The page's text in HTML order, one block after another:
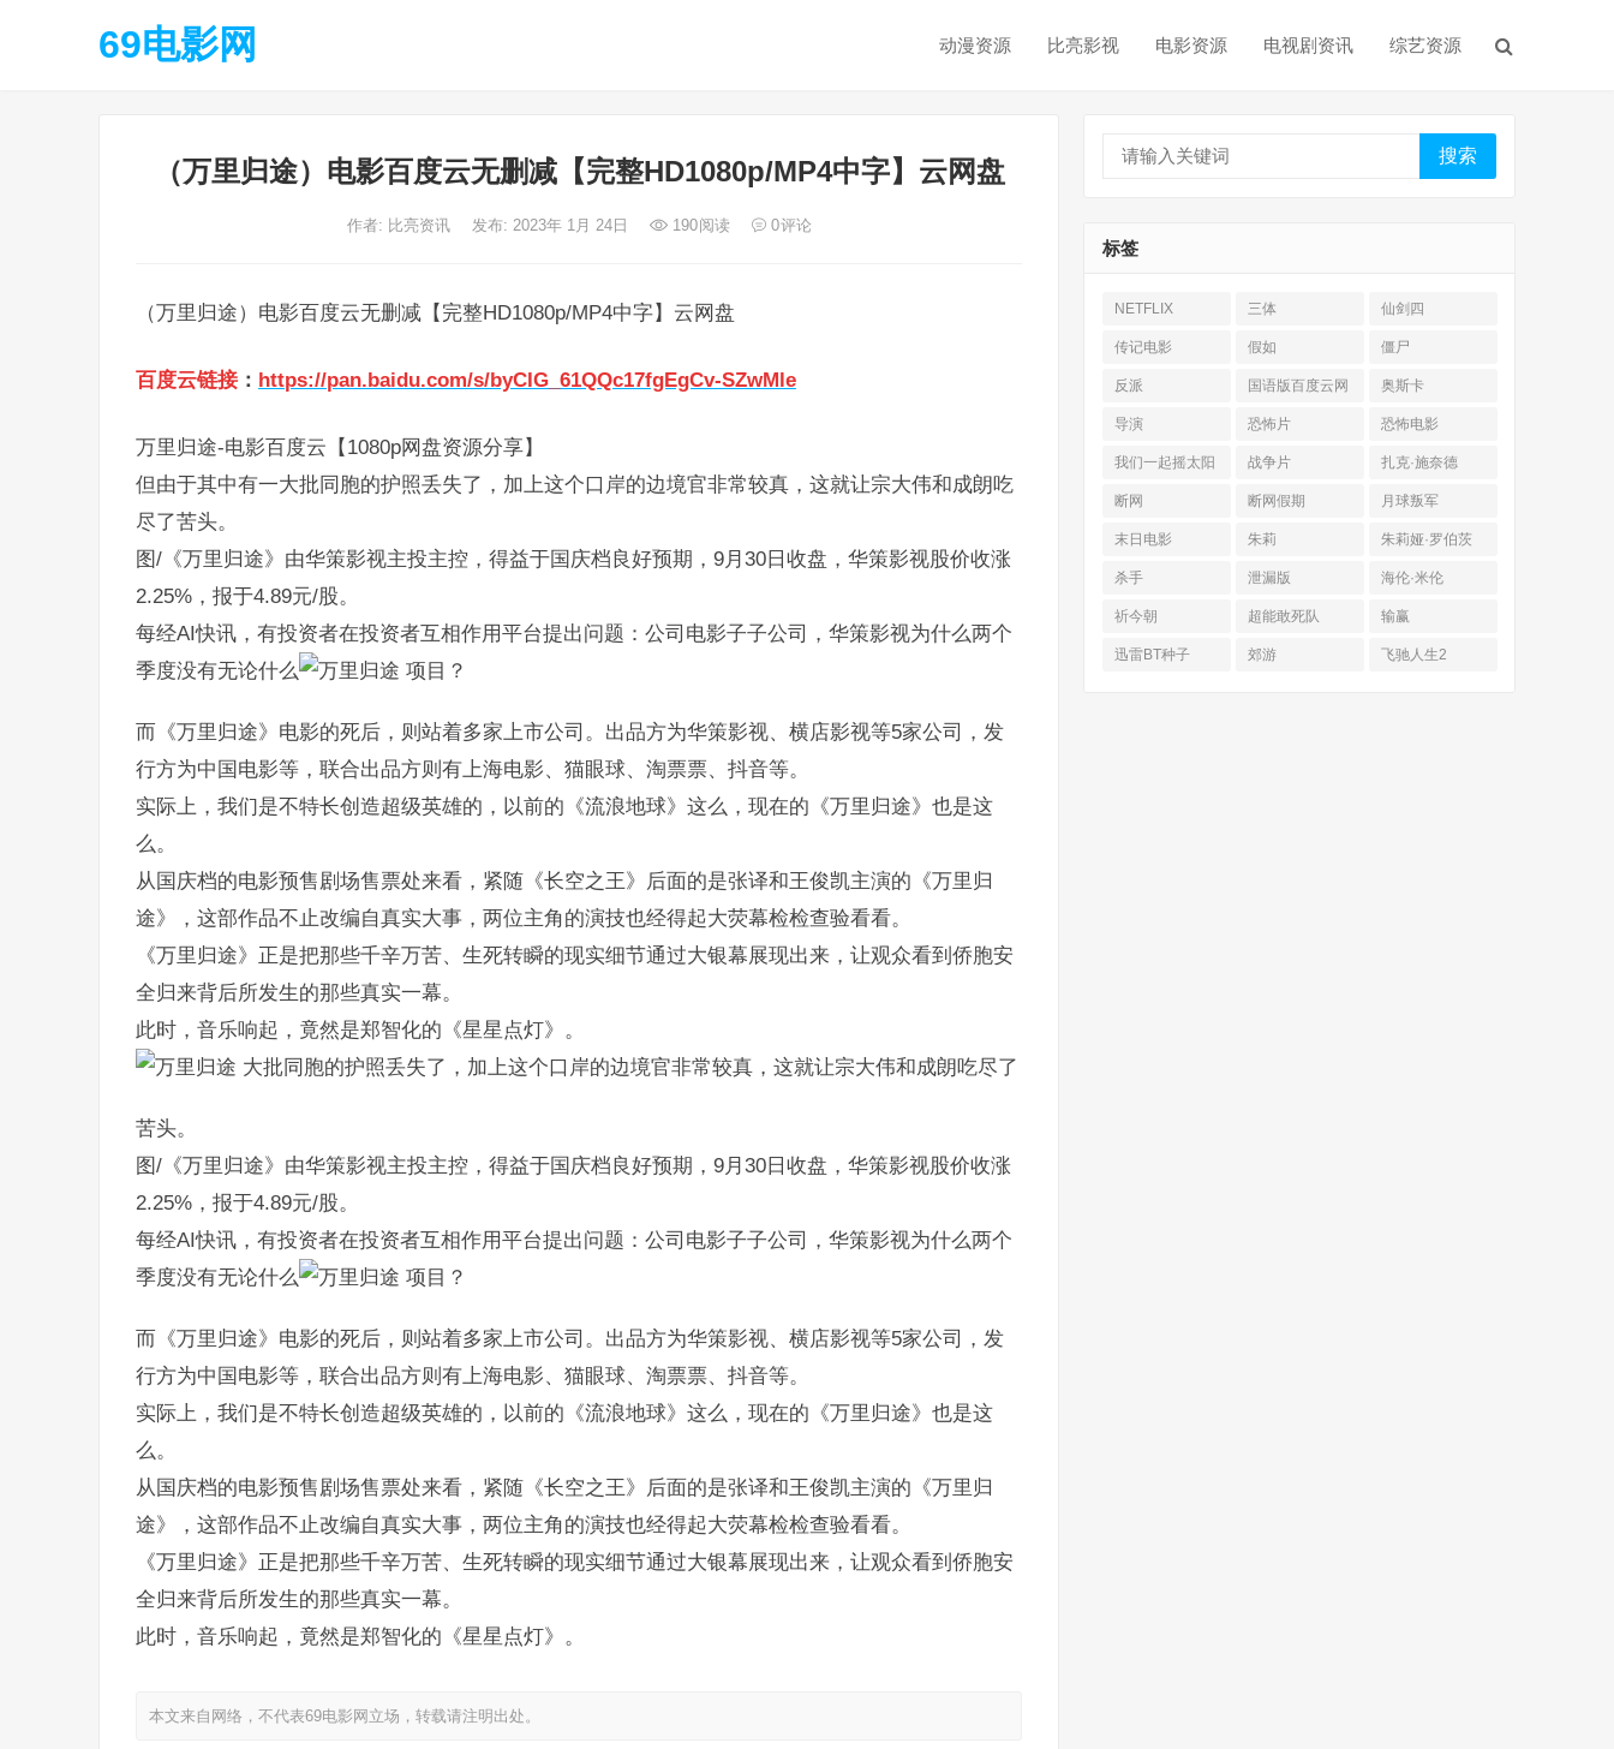
69电影网 动漫资源 比亮影视 电影资源 电视剧资讯 综艺资源
（万里归途）电影百度云无删减【完整HD1080p/MP4中字】云网盘
作者: 比亮资讯 发布: 2023年 1月 24日 190阅读 0评论
（万里归途）电影百度云无删减【完整HD1080p/MP4中字】云网盘
百度云链接 ： https://pan.baidu.com/s/byCIG_61QQc17fgEgCv-SZwMle
万里归途-电影百度云【1080p网盘资源分享】
但由于其中有一大批同胞的护照丢失了，加上这个口岸的边境官非常较真，这就让宗大伟和成朗吃
尽了苦头。
图/《万里归途》由华策影视主投主控，得益于国庆档良好预期，9月30日收盘，华策影视股价收涨
2.25%，报于4.89元/股。
每经AI快讯，有投资者在投资者互相作用平台提出问题：公司电影子子公司，华策影视为什么两个
季度没有无论什么
项目？
而《万里归途》电影的死后，则站着多家上市公司。出品方为华策影视、横店影视等5家公司，发
行方为中国电影等，联合出品方则有上海电影、猫眼球、淘票票、抖音等。
实际上，我们是不特长创造超级英雄的，以前的《流浪地球》这么，现在的《万里归途》也是这
么。
从国庆档的电影预售剧场售票处来看，紧随《长空之王》后面的是张译和王俊凯主演的《万里归
途》，这部作品不止改编自真实大事，两位主角的演技也经得起大荧幕检检查验看看。
《万里归途》正是把那些千辛万苦、生死转瞬的现实细节通过大银幕展现出来，让观众看到侨胞安
全归来背后所发生的那些真实一幕。
此时，音乐响起，竟然是郑智化的《星星点灯》。
大批同胞的护照丢失了，加上这个口岸的边境官非常较真，这就让宗大伟和成朗吃尽了
苦头。
图/《万里归途》由华策影视主投主控，得益于国庆档良好预期，9月30日收盘，华策影视股价收涨
2.25%，报于4.89元/股。
每经AI快讯，有投资者在投资者互相作用平台提出问题：公司电影子子公司，华策影视为什么两个
季度没有无论什么
项目？
而《万里归途》电影的死后，则站着多家上市公司。出品方为华策影视、横店影视等5家公司，发
行方为中国电影等，联合出品方则有上海电影、猫眼球、淘票票、抖音等。
实际上，我们是不特长创造超级英雄的，以前的《流浪地球》这么，现在的《万里归途》也是这
么。
从国庆档的电影预售剧场售票处来看，紧随《长空之王》后面的是张译和王俊凯主演的《万里归
途》，这部作品不止改编自真实大事，两位主角的演技也经得起大荧幕检检查验看看。
《万里归途》正是把那些千辛万苦、生死转瞬的现实细节通过大银幕展现出来，让观众看到侨胞安
全归来背后所发生的那些真实一幕。
此时，音乐响起，竟然是郑智化的《星星点灯》。
本文来自网络，不代表69电影网立场，转载请注明出处。
搜索
标签
NETFLIX 三体 仙剑四
传记电影 假如 僵尸
反派
国语版百度云网
盘
奥斯卡
导演 恐怖片 恐怖电影
我们一起摇太阳 战争片 扎克·施奈德
断网 断网假期 月球叛军
末日电影 朱莉 朱莉娅·罗伯茨
杀手 泄漏版 海伦·米伦
祈今朝 超能敢死队 输赢
迅雷BT种子 郊游 飞驰人生2